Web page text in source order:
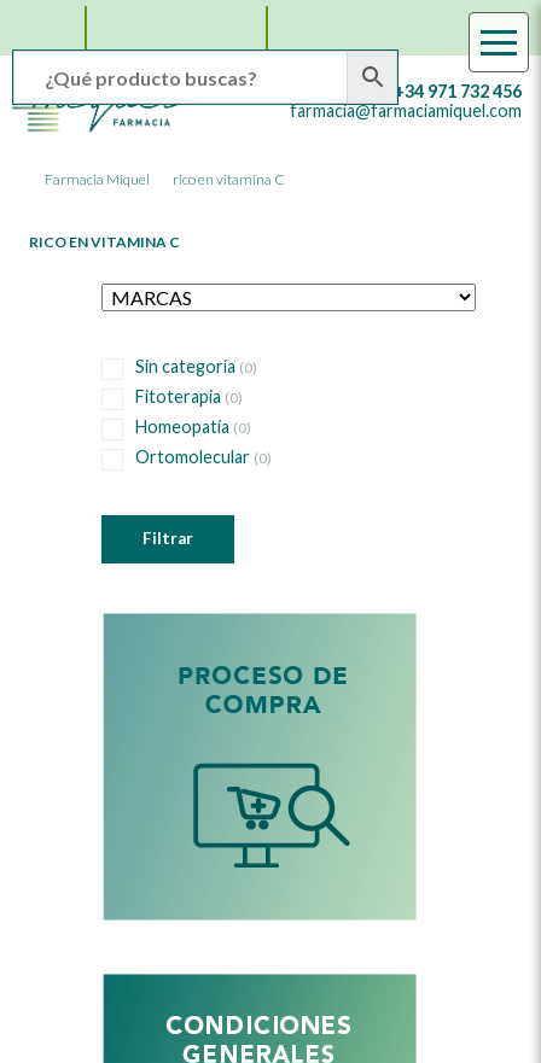
Farmacia
Miquel
Farmacia
Online
en
Mallorca
+34 971 732 456
farmacia@farmaciamiquel.com
Farmacia Miquel rico en vitamina C
RICO EN VITAMINA C
Sin categoría (0)
Fitoterapia (0)
Homeopatía (0)
Ortomolecular (0)
Filtrar